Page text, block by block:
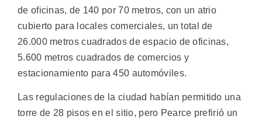
de oficinas, de 140 por 70 metros, con un atrio
cubierto para locales comerciales, un total de
26.000 metros cuadrados de espacio de oficinas,
5.600 metros cuadrados de comercios y
estacionamiento para 450 automóviles.
Las regulaciones de la ciudad habían permitido una
torre de 28 pisos en el sitio, pero Pearce prefirió un